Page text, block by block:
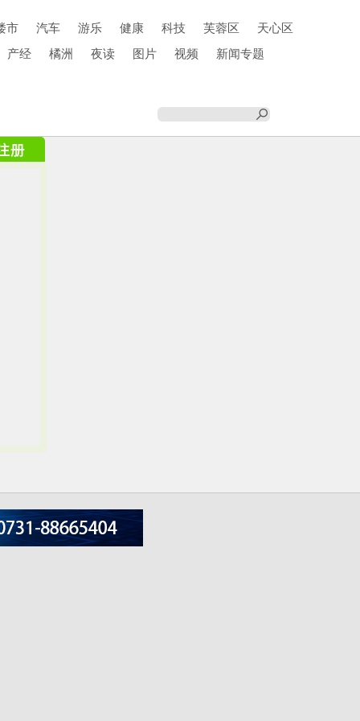
市 汽车 游乐 健康 科技 芙蓉区
天心区
产经
橘洲 夜读 图片 视频 新闻专题